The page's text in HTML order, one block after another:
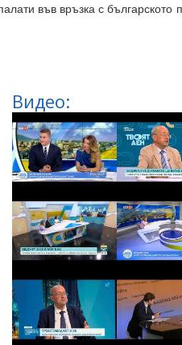
във връзка с българското
Видео: